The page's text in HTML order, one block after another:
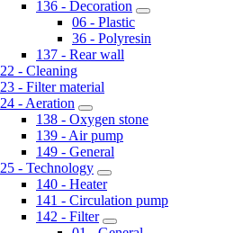
136 - Decoration
06 - Plastic
36 - Polyresin
137 - Rear wall
22 - Cleaning
23 - Filter material
24 - Aeration
138 - Oxygen stone
139 - Air pump
149 - General
25 - Technology
140 - Heater
141 - Circulation pump
142 - Filter